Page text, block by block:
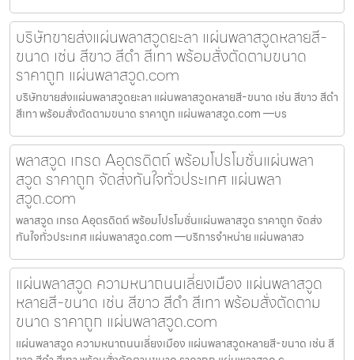
บริษัทขายส่งแผ่นพลาสวูดยะลา แผ่นพลาสวูดหลายสี-
ขนาด เช่น สีขาว สีดำ สีเทา พร้อมสั่งตัดตามขนาด
ราคาถูก แผ่นพลาสวูด.com
บริษัทขายส่งแผ่นพลาสวูดยะลา แผ่นพลาสวูดหลายสี-ขนาด เช่น สีขาว สีดำ
สีเทา พร้อมสั่งตัดตามขนาด ราคาถูก แผ่นพลาสวูด.com —บร
พลาสวูด เกรด Aอุตรดิตถ์ พร้อมโปรโมชั่นแผ่นพลา
สวูด ราคาถูก จัดส่งทันใจทั่วประเทศ แผ่นพลา
สวูด.com
พลาสวูด เกรด Aอุตรดิตถ์ พร้อมโปรโมชั่นแผ่นพลาสวูด ราคาถูก จัดส่ง
ทันใจทั่วประเทศ แผ่นพลาสวูด.com —บริการจำหน่าย แผ่นพลาสว
แผ่นพลาสวูด ความหนาถนนเลี่ยงเมือง แผ่นพลาสวูด
หลายสี-ขนาด เช่น สีขาว สีดำ สีเทา พร้อมสั่งตัดตาม
ขนาด ราคาถูก แผ่นพลาสวูด.com
แผ่นพลาสวูด ความหนาถนนเลี่ยงเมือง แผ่นพลาสวูดหลายสี-ขนาด เช่น สี